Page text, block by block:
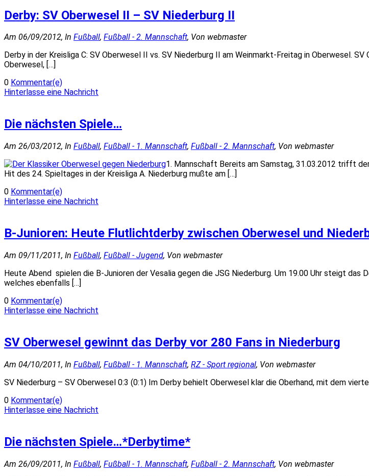
Derby: SV Oberwesel II – SV Niederburg II
Am 06/09/2012, In Fußball, Fußball - 2. Mannschaft, Von webmaster
Derby in der Kreisliga C: SV Oberwesel II vs. SV Niederburg II am Weinmarkt-Freitag in Oberwesel.
Oberwesel, […]
0 Kommentar(e)
Hinterlasse eine Nachricht
Die nächsten Spiele…
Am 26/03/2012, In Fußball, Fußball - 1. Mannschaft, Fußball - 2. Mannschaft, Von webmaster
1. Mannschaft Bereits am Samstag, 31.03.2012 trifft
Hit des 24. Spieltages in der Kreisliga A. Niederburg mußte am […]
0 Kommentar(e)
Hinterlasse eine Nachricht
B-Junioren: Heute Flutlichtderby zwischen Oberwesel und
Am 09/11/2011, In Fußball, Fußball - Jugend, Von webmaster
Heute Abend spielen die B-Junioren der Vesalia gegen die JSG Niederburg. Um 19.00 Uhr steigt
welches ebenfalls […]
0 Kommentar(e)
Hinterlasse eine Nachricht
SV Oberwesel gewinnt das Derby vor 280 Fans in Niederburg
Am 04/10/2011, In Fußball, Fußball - 1. Mannschaft, RZ - Sport regional, Von webmaster
SV Niederburg – SV Oberwesel 0:3 (0:1) Im Derby behielt Oberwesel klar die Oberhand, mit dem
0 Kommentar(e)
Hinterlasse eine Nachricht
Die nächsten Spiele…*Derbytime*
Am 26/09/2011, In Fußball, Fußball - 1. Mannschaft, Fußball - 2. Mannschaft, Von webmaster